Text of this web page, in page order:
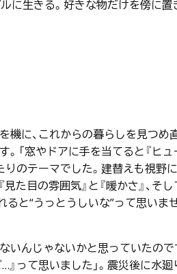
に生きる。好きな物だけを傍に
に、これからの暮らしを見つめ
「窓やドアに手を当てると『ヒュ
りのテーマでした。建替えも視野
見た目の雰囲気』と『暖かさ』、
と“うっとうしいな”って思いま
いんじゃないかと思っていたの
』って思いました」。震災後に水